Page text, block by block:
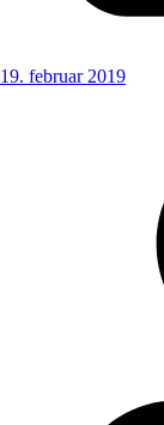
19. februar 2019